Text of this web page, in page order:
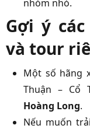
nhóm nhỏ.
Gợi ý
và tour
Một số hãng
Thuận – Cổ
Hoàng Long.
Nếu muốn